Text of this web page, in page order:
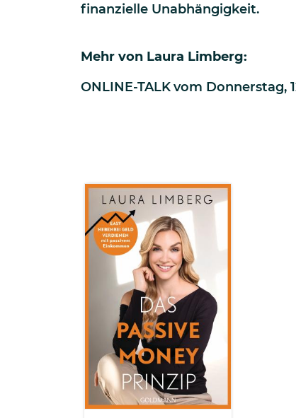
finanzielle Unabhängigkeit.
Mehr von Laura Limberg:
ONLINE-TALKvom Donnerstag,